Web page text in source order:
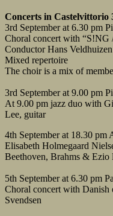
Concerts in Castelvittorio
3rd September at 6.30 pm
Choral concert with “S!NG
Conductor Hans Veldhuizen
Mixed repertoire
The choir is a mix of
3rd September at 9.00 pm
At 9.00 pm jazz duo with
Lee, guitar
4th September at 18.30 pm
Elisabeth Holmegaard
Beethoven, Brahms & Ezio
5th September at 6.30 pm
Choral concert with Danish
Svendsen